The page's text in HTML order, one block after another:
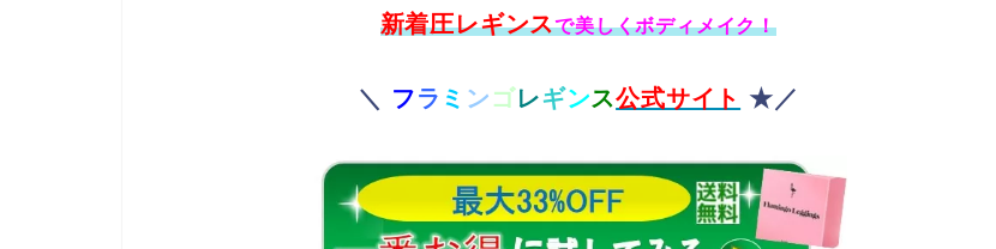
新着圧レギンスで美しくボディメイク！
＼ フラ ミ ン ゴレギンス公式サイト ★／